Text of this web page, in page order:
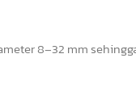
8–32 mm